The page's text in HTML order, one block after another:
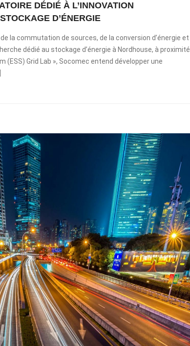
DÉDIÉ À L’INNOVATION
D’ÉNERGIE
la commutation de sources, de la conversion d’énergie et
dédié au stockage d’énergie à Nordhouse, à proximité
Grid Lab », Socomec entend développer une